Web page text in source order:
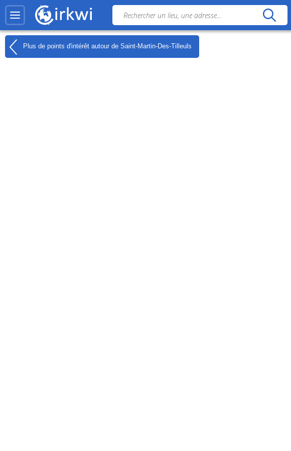
Plus de points d'intérêt autour de Saint-Martin-Des-Tilleuls